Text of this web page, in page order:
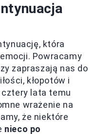
która
Powracamy
zapraszają nas do
kłopotów i
lata temu
wrażenie na
że niektóre
nieco po